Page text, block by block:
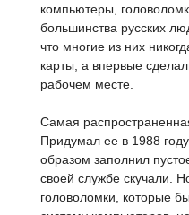
компьютеры,
большинства русских
что многие из них
карты, а впервые
рабочем месте.
Самая
Придумал ее в 1988
образом заполнил
своей службе скучали.
головоломки, которые